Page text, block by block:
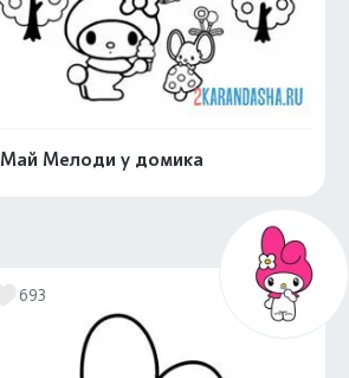
Май Мелоди у домика
693